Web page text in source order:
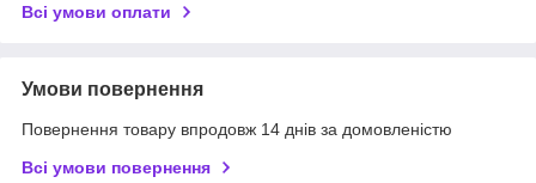
Всі умови оплати
Умови повернення
Повернення товару впродовж 14 днів за домовленістю
Всі умови повернення